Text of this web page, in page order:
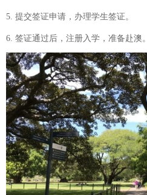
5. 提交签证申请，办理学生签证。
6. 签证通过后，注册入学，准备赴澳。